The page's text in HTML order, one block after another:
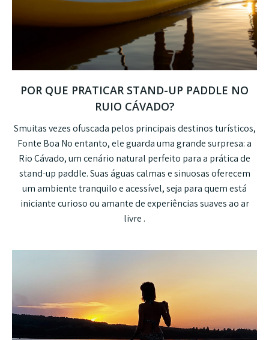
POR QUE PRATICAR STAND-UP PADDLE NO
RUIO CÁVADO?
Smuitas vezes ofuscada pelos principais destinos turísticos,
Fonte Boa No entanto, ele guarda uma grande surpresa: a
Rio Cávado, um cenário natural perfeito para a prática de
stand-up paddle. Suas águas calmas e sinuosas oferecem
um ambiente tranquilo e acessível, seja para quem está
iniciante curioso ou amante de experiências suaves ao ar
livre .